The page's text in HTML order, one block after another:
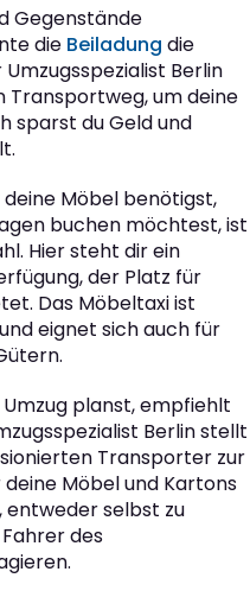
Gegenstände
die Beiladung die
Berlin
um deine
sparst du Geld und
Möbel benötigst,
buchen möchtest, ist
Hier steht dir ein
der Platz für
Das Möbeltaxi ist
eignet sich auch für
planst, empfiehlt
Berlin stellt
Transporter zur
Möbel und Kartons
entweder selbst zu
des